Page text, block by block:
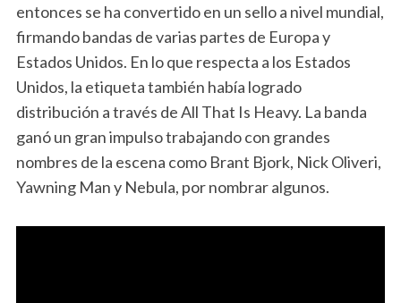
entonces se ha convertido en un sello a nivel mundial,
firmando bandas de varias partes de Europa y
Estados Unidos. En lo que respecta a los Estados
Unidos, la etiqueta también había logrado
distribución a través de All That Is Heavy. La banda
ganó un gran impulso trabajando con grandes
nombres de la escena como Brant Bjork, Nick Oliveri,
Yawning Man y Nebula, por nombrar algunos.